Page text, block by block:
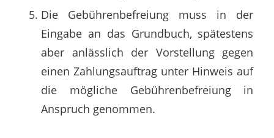
Die Gebührenbefreiung muss in der
Eingabe an das Grundbuch, spätestens
aber anlässlich der Vorstellung gegen
einen Zahlungsauftrag unter Hinweis auf
die mögliche Gebührenbefreiung in
Anspruch genommen.